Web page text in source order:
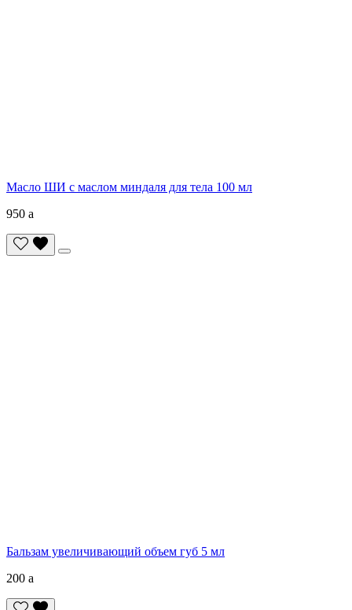
Масло ШИ с маслом миндаля для тела 100 мл
950 a
Бальзам увеличивающий объем губ 5 мл
200 a